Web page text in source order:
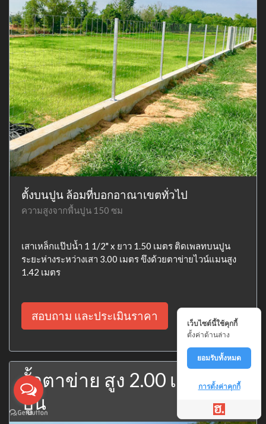
ตั้งบนปูน ล้อมที่บอกอาณาเขตทั่วไป
ความสูงจากพื้นปูน 150 ซม
เสาเหล็กแป๊ปน้ำ 1 1/2" x ยาว 1.50 เมตร ติดเพลทบนปูน
ระยะห่างระหว่างเสา 3.00 เมตร ขึงด้วยตาข่ายไวน์แมนสูง
1.42 เมตร
สอบถาม และประเมินราคา
รั้วตาข่าย สูง 2.00 เมตร บน
ปูน
เว็บไซต์นี้ใช้คุกกี้
ตั้งค่าด้านล่าง
ยอมรับทั้งหมด
การตั้งค่าคุกกี้